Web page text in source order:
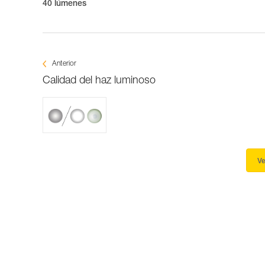
40 lúmenes
Anterior
Calidad del haz luminoso